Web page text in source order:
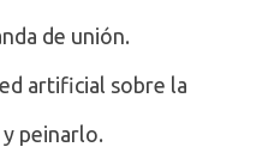
de unión.
artificial sobre la
peinarlo.